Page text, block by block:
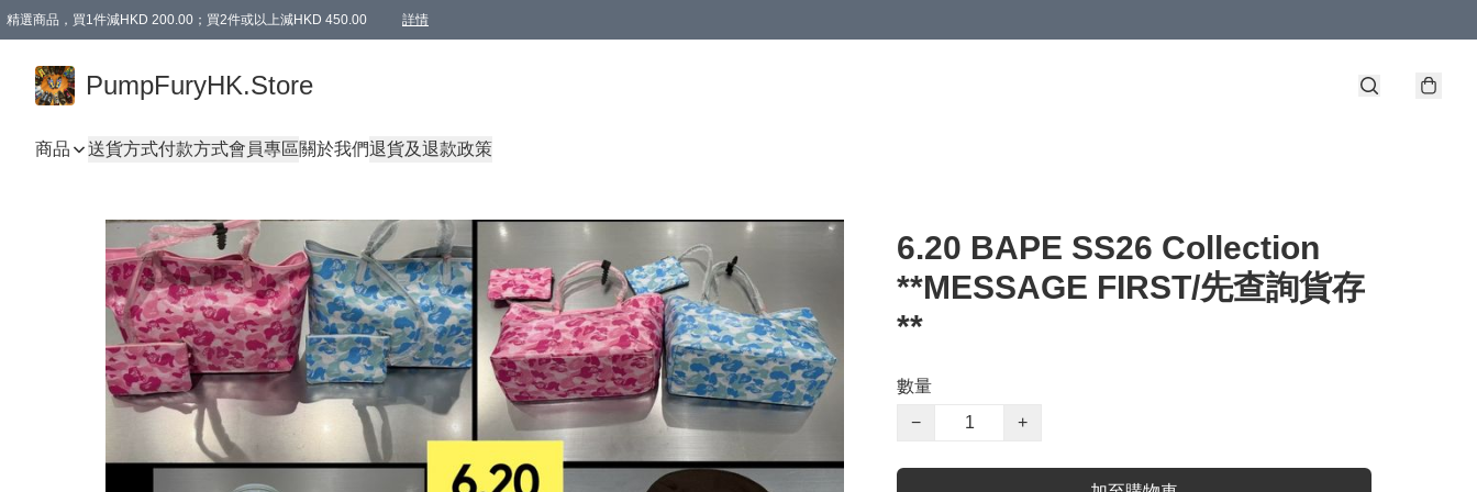
精選商品，買1件減HKD 200.00；買2件或以上減HKD 450.00 詳情
PumpFuryHK.Store
商品 送貨方式付款方式會員專區關於我們退貨及退款政策
6.20 BAPE SS26 Collection
**MESSAGE FIRST/先查詢貨存
**
數量
−
+